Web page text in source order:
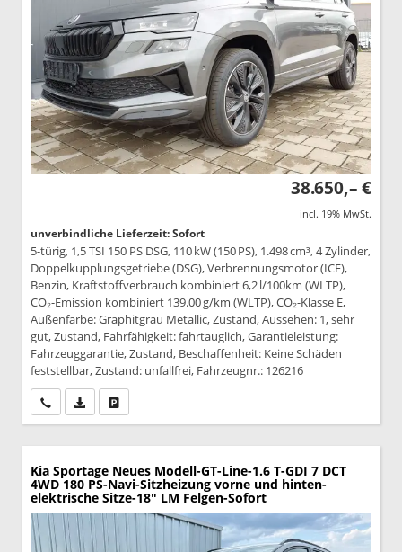
38.650,– €
incl. 19% MwSt.
unverbindliche Lieferzeit: Sofort
5-türig, 1,5 TSI 150 PS DSG, 110 kW (150 PS), 1.498 cm³, 4 Zylinder,
Doppelkupplungsgetriebe (DSG), Verbrennungsmotor (ICE),
Benzin, Kraftstoffverbrauch kombiniert 6,2 l/100km (WLTP),
CO₂-Emission kombiniert 139.00 g/km (WLTP), CO₂-Klasse E,
Außenfarbe: Graphitgrau Metallic, Zustand, Aussehen: 1, sehr
gut, Zustand, Fahrfähigkeit: fahrtauglich, Garantieleistung:
Fahrzeuggarantie, Zustand, Beschaffenheit: Keine Schäden
feststellbar, Zustand: unfallfrei, Fahrzeugnr.: 126216
Wir rufen Sie anPDF-Datei, Fahrzeugexposé drucken
Kia Sportage Neues Modell-GT-Line-1.6 T-GDI 7 DCT
4WD 180 PS-Navi-Sitzheizung vorne und hinten-
elektrische Sitze-18" LM Felgen-Sofort